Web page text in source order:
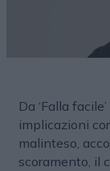
Da ‘Falla
implicazioni
malinteso,
scoramento, il